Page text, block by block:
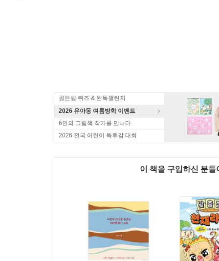
골든벨 퀴즈 & 완독챌린지
2026 유아동 여름방학 이벤트
6인의 그림책 작가를 만나다
2026 전국 어린이 독후감 대회
이 책을 구입하신 분